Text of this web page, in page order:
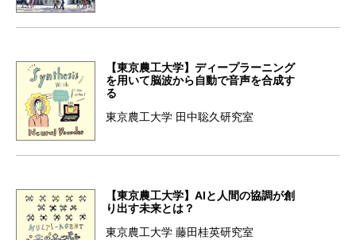
【東京農工大学】ディープラーニング
を用いて脳波から自動で音声を合成す
る
東京農工大学 田中聡久研究室
【東京農工大学】AIと人間の協調が創
り出す未来とは？
東京農工大学 藤田桂英研究室